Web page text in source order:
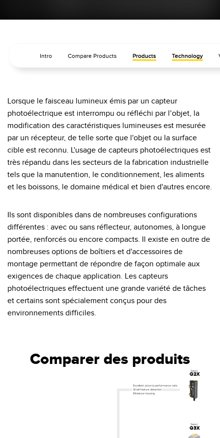
Capteurs de surveillance des conditions sans fil
ACCESSORIES
Convertisseurs
Câbles
Logiciels avec interface utilisateur graphique pour capteurs
TECHNOLOGY
Capteurs avec IO-Link
Washdown
Intro Compare Products Products Technology
Lorsque le faisceau lumineux émis par un capteur
photoélectrique est interrompu ou réfléchi par l’objet, la
modification des caractéristiques lumineuses est mesurée
par un récepteur, de telle sorte que l'objet ou la surface
cible est reconnu. L'usage de capteurs photoélectriques est
très répandu dans les secteurs de la fabrication industrielle
tels que la manutention, le conditionnement, les aliments
et les boissons, le domaine médical et bien d'autres encore.
Ils sont disponibles dans de nombreuses configurations
différentes : avec ou sans réflecteur , autonomes, à longue
portée, renforcés ou encore compacts. Il existe en outre de
nombreuses options de boîtiers et d'accessoires de
montage permettant de répondre de façon optimale aux
exigences de chaque application. Les capteurs
photoélectriques effectuent une grande variété de tâches
et certains sont spécialement conçus pour des
environnements difficiles.
Comparer des produits
Excellent price-to-performance ratio
Small-feature detection
Miniature housing
Select
Q3X
Select
Q2X